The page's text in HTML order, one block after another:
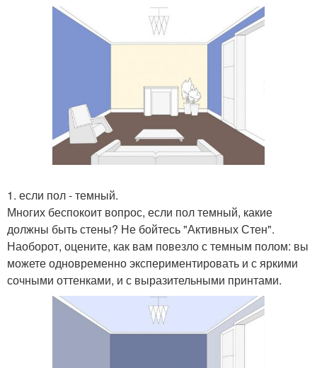
1. если пол - темный.
Многих беспокоит вопрос, если пол темный, какие
должны быть стены? Не бойтесь "Активных Стен".
Наоборот, оцените, как вам повезло с темным полом: вы
можете одновременно экспериментировать и с яркими
сочными оттенками, и с выразительными принтами.